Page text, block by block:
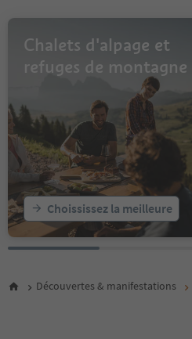
13
19
20
21
22
25
26
27
28
30
Chalets d'alpage et
refuges de montagne
Choississez la meilleure
Découvertes & manifestations